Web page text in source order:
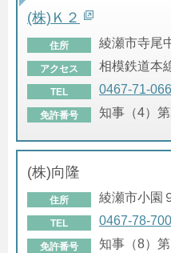
(株)Ｋ２
住所 綾瀬市寺尾
アクセス 相模鉄道本
TEL 0467-71-
免許番号 知事（4）
(株)向隆
住所 綾瀬市小園
TEL 0467-78-
免許番号 知事（8）